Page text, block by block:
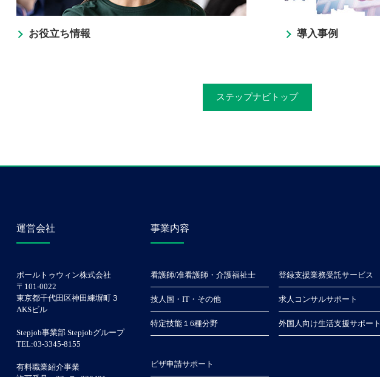
お役立ち情報 導入事例
ステップナビトップ
運営会社
ポールトゥウィン株式会社
〒101-0022
東京都千代田区神田練塀町３
AKSビル
Stepjob事業部 Stepjobグループ
TEL:03-3345-8155
有料職業紹介事業
事業内容
看護師/准看護師・介護福祉士
技人国・IT・その他
特定技能１6種分野
ビザ申請サポート
登録支援業務受託サービス
求人コンサルサポート
外国人向け生活支援サポート